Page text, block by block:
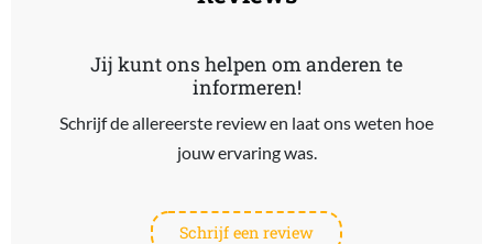
Jij kunt ons helpen om anderen te
informeren!
Schrijf de allereerste review en laat ons weten hoe
jouw ervaring was.
Schrijf een review